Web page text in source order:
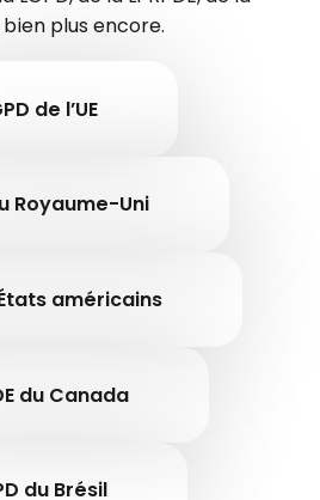
bien plus encore.
de l’UE
Royaume-Uni
américains
du Canada
du Brésil